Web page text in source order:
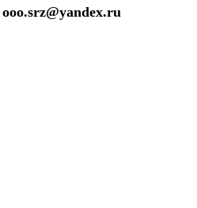
ooo.srz@yandex.ru